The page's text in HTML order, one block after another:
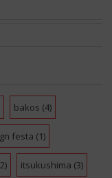
bakos (4)
festa (1)
itsukushima (3)